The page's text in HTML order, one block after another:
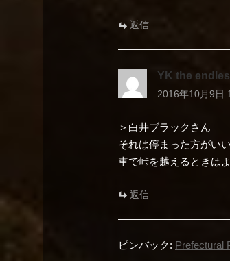
返信
YK the
2016年10月9日
＞白井ブラックさん
それは停まった方がい
車で峠を越えるときは
返信
ピンバック: Prefectural